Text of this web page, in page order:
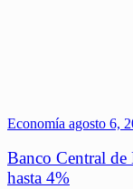
Economía agosto 6,
Banco Central de
hasta 4%